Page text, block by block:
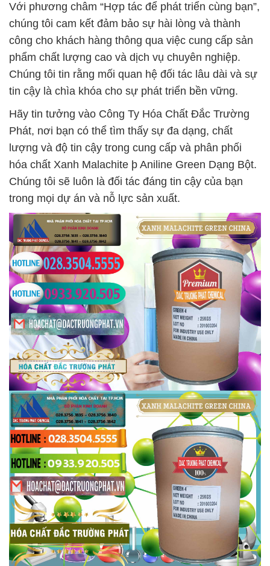
Với phương châm “Hợp tác để phát triển cùng bạn”,
chúng tôi cam kết đảm bảo sự hài lòng và thành
công cho khách hàng thông qua việc cung cấp sản
phẩm chất lượng cao và dịch vụ chuyên nghiệp.
Chúng tôi tin rằng mối quan hệ đối tác lâu dài và sự
tin cậy là chìa khóa cho sự phát triển bền vững.
Hãy tin tưởng vào Công Ty Hóa Chất Đắc Trường
Phát, nơi bạn có thể tìm thấy sự đa dạng, chất
lượng và độ tin cậy trong cung cấp và phân phối
hóa chất Xanh Malachite þ Aniline Green Dạng Bột.
Chúng tôi sẽ luôn là đối tác đáng tin cậy của bạn
trong mọi dự án và nỗ lực sản xuất.